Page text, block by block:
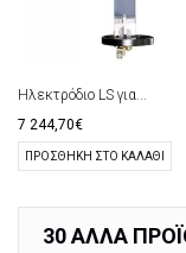
Ηλεκτρόδιο LS για...
7 244,70€
ΠΡΟΣΘΉΚΗ ΣΤΟ ΚΑΛΆΘΙ
30 ΆΛΛΑ